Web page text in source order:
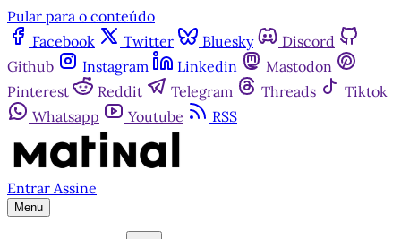
Pular para o conteúdo
Facebook
Twitter Bluesky
Discord
Github
Instagram Linkedin
Mastodon
Pinterest
Reddit Telegram Threads
Tiktok
Whatsapp
Youtube RSS
Entrar Assine
Menu